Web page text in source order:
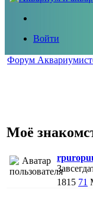
Войти
Форум
Моё
1815 71